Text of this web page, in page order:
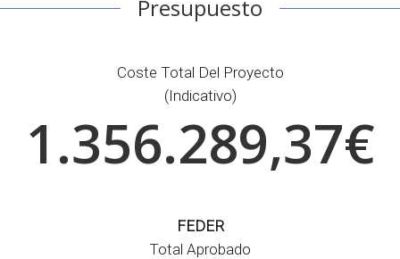
Presupuesto
Coste Total Del Proyecto
(indicativo)
1.356.289,37€
FEDER
Total Aprobado